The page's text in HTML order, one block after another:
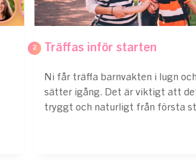
2 Träffas inför starten
Ni får träffa barnvakten i lugn
sätter igång. Det är viktigt att
tryggt och naturligt från första